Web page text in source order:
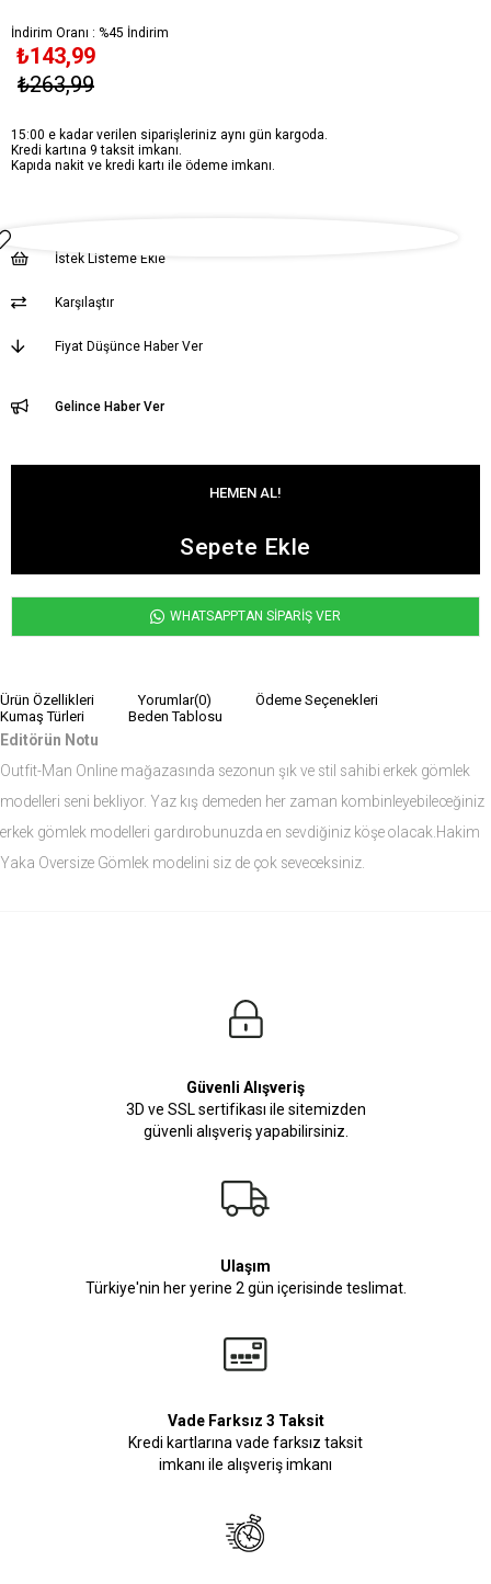
İndirim Oranı : %45 İndirim
₺263,99
₺143,99
15:00 e kadar verilen siparişleriniz aynı gün kargoda.
Kredi kartına 9 taksit imkanı.
Kapıda nakit ve kredi kartı ile ödeme imkanı.
İstek Listeme Ekle
Karşılaştır
Fiyat Düşünce Haber Ver
Gelince Haber Ver
WHATSAPPTAN SİPARİŞ VER
Ürün Özellikleri Yorumlar(0)
Ödeme Seçenekleri
Kumaş Türleri
Beden Tablosu
Editörün Notu
Outfit-Man Online mağazasında sezonun şık ve stil sahibi erkek gömlek
modelleri seni bekliyor. Yaz kış demeden her zaman kombinleyebileceğiniz
erkek gömlek modelleri gardırobunuzda en sevdiğiniz köşe olacak.Hakim
Yaka Oversize Gömlek modelini siz de çok seveceksiniz.
Manken Bedenleri Üst Grup M, Alt Grup 33 Beden ( Medium )
Güvenli Alışveriş
3D ve SSL sertifikası ile sitemizden
güvenli alışveriş yapabilirsiniz.
Ulaşım
Türkiye'nin her yerine 2 gün içerisinde teslimat.
Vade Farksız 3 Taksit
Kredi kartlarına vade farksız taksit
imkanı ile alışveriş imkanı